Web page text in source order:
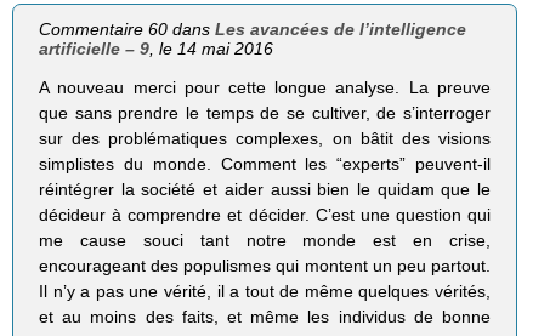
Commentaire 60 dansLes avancées de l’intelligence
artificielle – 9 , le 14 mai 2016
A nouveau merci pour cette longue analyse. La preuve
que sans prendre le temps de se cultiver, de s’interroger
sur des problématiques complexes, on bâtit des visions
simplistes du monde. Comment les “experts” peuvent-il
réintégrer la société et aider aussi bien le quidam que le
décideur à comprendre et décider. C’est une question qui
me cause souci tant notre monde est en crise,
encourageant des populismes qui montent un peu partout.
Il n’y a pas une vérité, il a tout de même quelques vérités,
et au moins des faits, et même les individus de bonne